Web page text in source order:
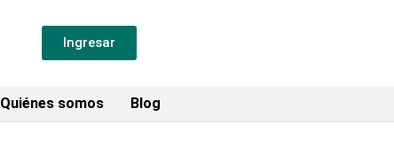
Ingresar
Quiénes somos Blog